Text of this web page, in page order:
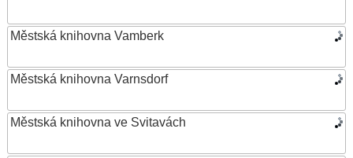
Městská knihovna Vamberk
Městská knihovna Varnsdorf
Městská knihovna ve Svitavách